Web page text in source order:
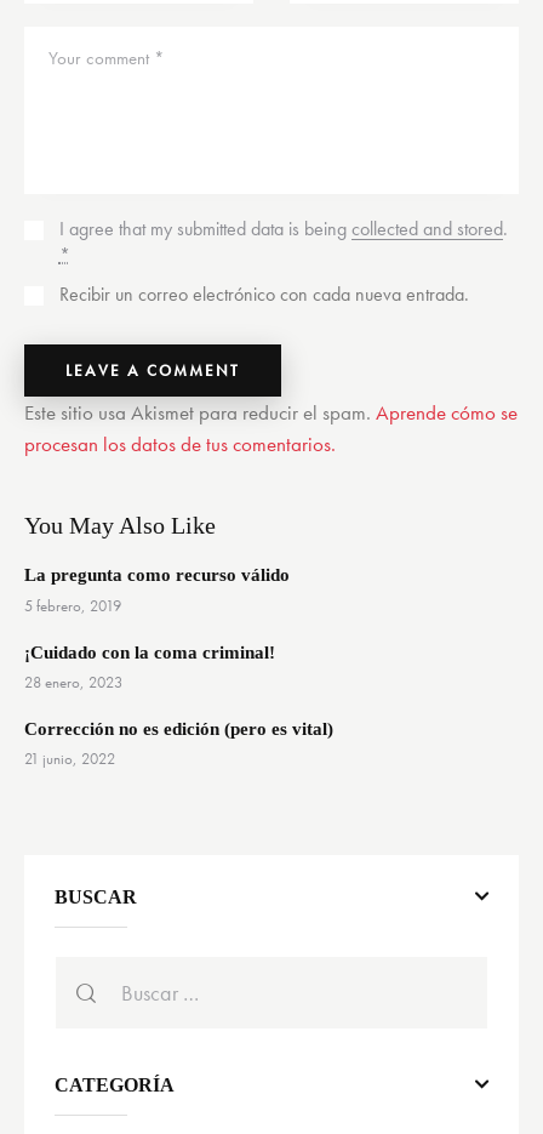
I agree that my submitted data is beingcollected and stored.
*
Recibir un correo electrónico con cada nueva entrada.
Este sitio usa Akismet para reducir el spam. Aprende cómo se
procesan los datos de tus comentarios.
You May Also Like
La pregunta como recurso válido
5 febrero, 2019
¡Cuidado con la coma criminal!
28 enero, 2023
Corrección no es edición (pero es vital)
21 junio, 2022
BUSCAR
CATEGORÍA